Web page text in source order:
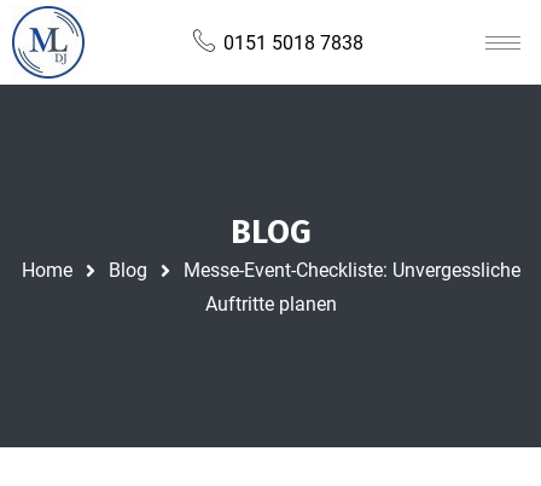
0151 5018 7838
BLOG
Home Blog
Messe-Event-Checkliste: Unvergessliche
Auftritte planen